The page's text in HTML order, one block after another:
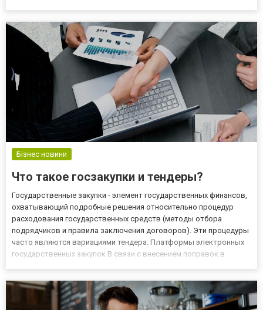
маркетинговых исследова...
Бізнес новини
Что такое госзакупки и тендеры?
Государственные закупки - элемент государственных финансов,
охватывающий подробные решения относительно процедур
расходования государственных средств (методы отбора
подрядчиков и правила заключения договоров). Эти процедуры
часто являются вариациями тендера. Платформы электронных
государственных закупок В связи с внесением поправок в
госзакупки официальный...